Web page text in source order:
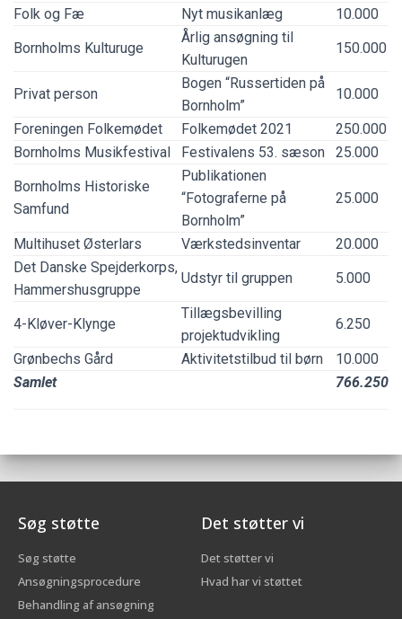
Folk og Fæ Nyt musikanlæg
10.000
Bornholms Kulturuge
Årlig ansøgning til
Kulturugen
150.000
Privat person
Bogen “Russertiden på
Bornholm”
10.000
Foreningen Folkemødet Folkemødet 2021
250.000
Bornholms Musikfestival
Festivalens 53. sæson
25.000
Bornholms Historiske
Samfund
Publikationen
“Fotograferne på
Bornholm”
25.000
Multihuset Østerlars Værkstedsinventar
20.000
Det Danske Spejderkorps,
Hammershusgruppe
Udstyr til gruppen 5.000
4-Kløver-Klynge
Tillægsbevilling
projektudvikling
6.250
Grønbechs Gård Aktivitetstilbud til børn
10.000
Samlet
766.250
Søg støtte
Søg støtte
Ansøgningsprocedure
Behandling af ansøgning
Det støtter vi
Det støtter vi
Hvad har vi støttet